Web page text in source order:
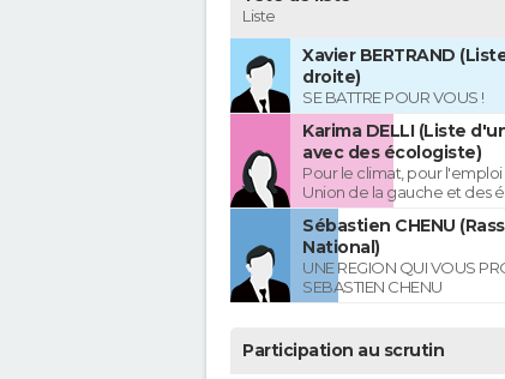
Liste
Xavier BERTRAND
droite)
SE BATTRE POUR VOUS !
Karima DELLI (Liste
avec des écologiste)
Pour le climat, pour
Union de la gauche et des
Sébastien CHENU
National)
UNE REGION QUI VOUS
SEBASTIEN CHENU
Participation au scrutin